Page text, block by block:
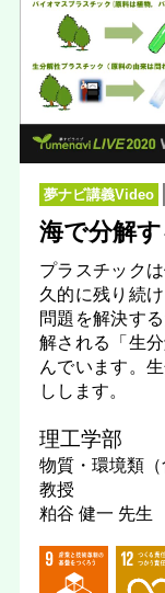
夢ナビ講義Video
海で分解
プラスチック
久的に残り続
問題を解決す
解される「生
んでいます。
しします。
理工学部
物質・環境類（
教授
粕谷 健一 先生